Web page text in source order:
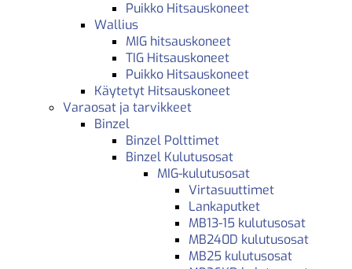
Puikko Hitsauskoneet
Wallius
MIG hitsauskoneet
TIG Hitsauskoneet
Puikko Hitsauskoneet
Käytetyt Hitsauskoneet
Varaosat ja tarvikkeet
Binzel
Binzel Polttimet
Binzel Kulutusosat
MIG-kulutusosat
Virtasuuttimet
Lankaputket
MB13-15 kulutusosat
MB240D kulutusosat
MB25 kulutusosat